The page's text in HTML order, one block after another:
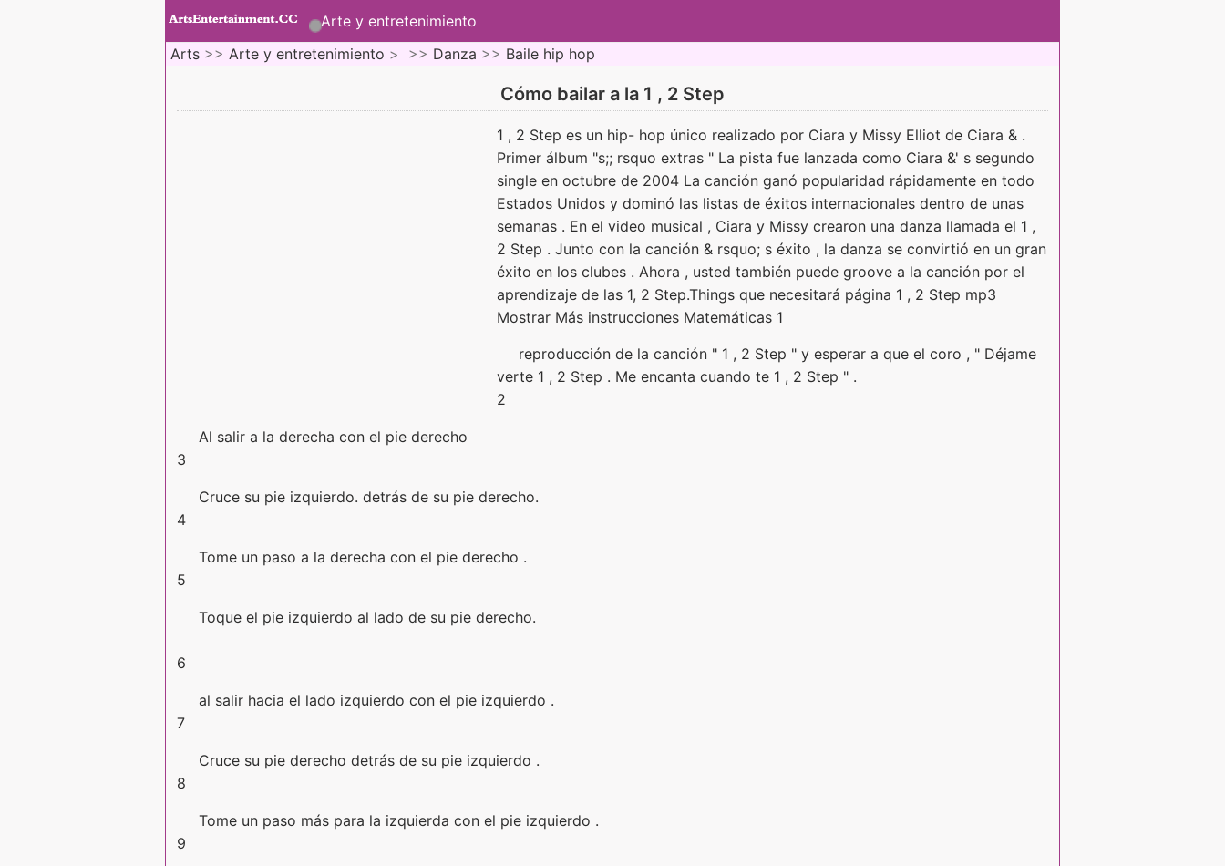
Arte y entretenimiento
Arts >> Arte y entretenimiento > >> Danza >> Baile hip hop
Cómo bailar a la 1 , 2 Step
1 , 2 Step es un hip- hop único realizado por Ciara y Missy Elliot de Ciara & .
Primer álbum "s;; rsquo extras " La pista fue lanzada como Ciara &' s segundo
single en octubre de 2004 La canción ganó popularidad rápidamente en todo
Estados Unidos y dominó las listas de éxitos internacionales dentro de unas
semanas . En el video musical , Ciara y Missy crearon una danza llamada el 1 ,
2 Step . Junto con la canción & rsquo; s éxito , la danza se convirtió en un gran
éxito en los clubes . Ahora , usted también puede groove a la canción por el
aprendizaje de las 1, 2 Step.Things que necesitará página 1 , 2 Step mp3
Mostrar Más instrucciones Matemáticas 1
reproducción de la canción " 1 , 2 Step " y esperar a que el coro , " Déjame
verte 1 , 2 Step . Me encanta cuando te 1 , 2 Step " .
2
Al salir a la derecha con el pie derecho
3
Cruce su pie izquierdo. detrás de su pie derecho.
4
Tome un paso a la derecha con el pie derecho .
5
Toque el pie izquierdo al lado de su pie derecho.
6
al salir hacia el lado izquierdo con el pie izquierdo .
7
Cruce su pie derecho detrás de su pie izquierdo .
8
Tome un paso más para la izquierda con el pie izquierdo .
9